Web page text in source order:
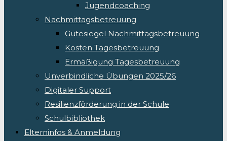
Jugendcoaching
Nachmittagsbetreuung
Gütesiegel Nachmittagsbetreuung
Kosten Tagesbetreuung
Ermäßigung Tagesbetreuung
Unverbindliche Übungen 2025/26
Digitaler Support
Resilienzförderung in der Schule
Schulbibliothek
Elterninfos & Anmeldung